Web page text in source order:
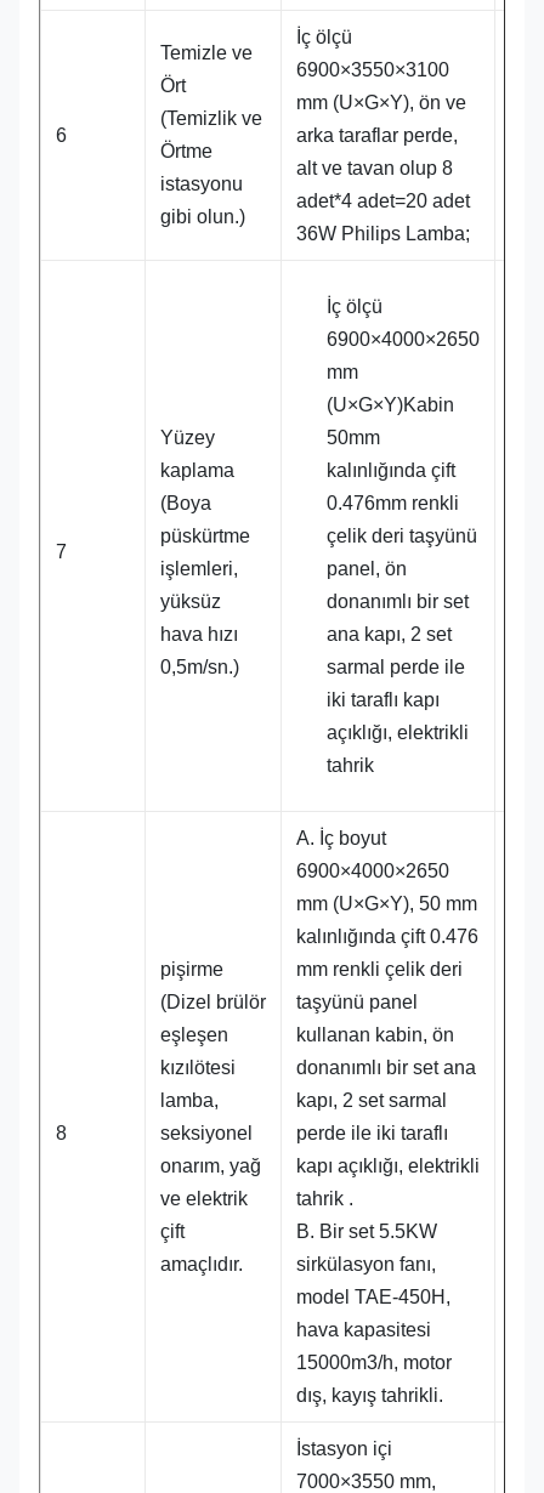
6
Temizle ve
Ört
(Temizlik ve
Örtme
istasyonu
gibi olun.)
İç ölçü
6900×3550×3100
mm (U×G×Y), ön ve
arka taraflar perde,
alt ve tavan olup 8
adet*4 adet=20 adet
36W Philips Lamba;
7
Yüzey
kaplama
(Boya
püskürtme
işlemleri,
yüksüz
hava hızı
0,5m/sn.)
İç ölçü
6900×4000×2650
mm
(U×G×Y)Kabin
50mm
kalınlığında çift
0.476mm renkli
çelik deri taşyünü
panel, ön
donanımlı bir set
ana kapı, 2 set
sarmal perde ile
iki taraflı kapı
açıklığı, elektrikli
tahrik
8
pişirme
(Dizel brülör
eşleşen
kızılötesi
lamba,
seksiyonel
onarım, yağ
ve elektrik
çift
amaçlıdır.
A. İç boyut
6900×4000×2650
mm (U×G×Y), 50 mm
kalınlığında çift 0.476
mm renkli çelik deri
taşyünü panel
kullanan kabin, ön
donanımlı bir set ana
kapı, 2 set sarmal
perde ile iki taraflı
kapı açıklığı, elektrikli
tahrik .
B. Bir set 5.5KW
sirkülasyon fanı,
model TAE-450H,
hava kapasitesi
15000m3/h, motor
dış, kayış tahrikli.
İstasyon içi
7000×3550 mm,